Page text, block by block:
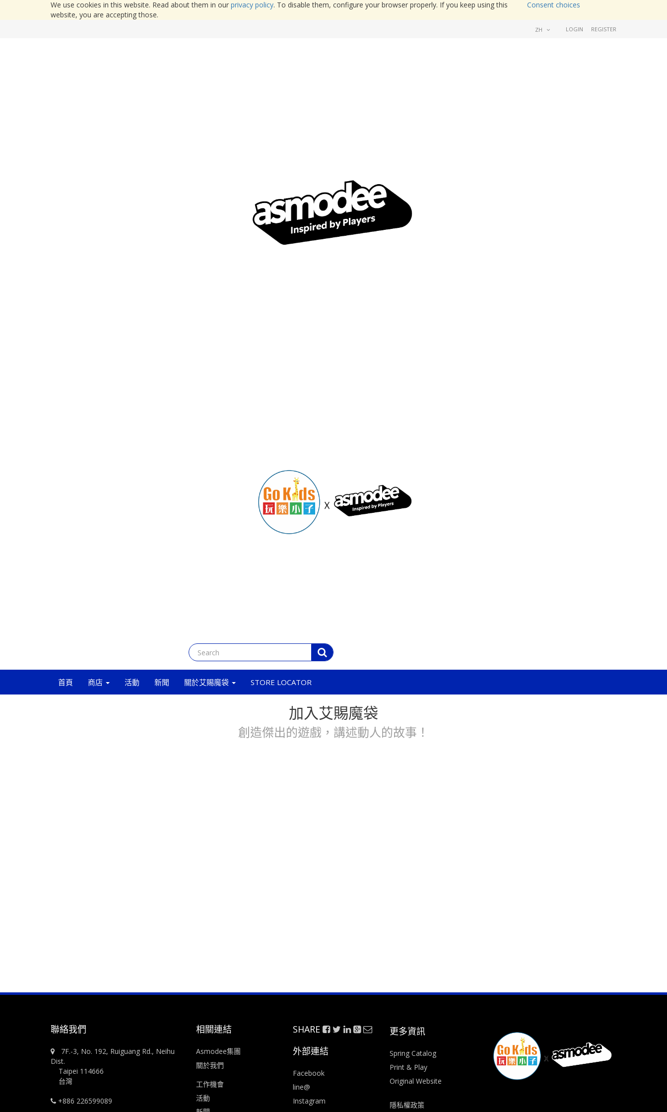
We use cookies in this website. Read about them in our privacy policy. To disable them, configure your browser properly. If you keep using this
website, you are accepting those.
Consent choices
ZH LOGIN REGISTER
首頁 商店 活動 新聞 關於艾賜魔袋 STORE LOCATOR
加入艾賜魔袋
創造傑出的遊戲，講述動人的故事！
聯絡我們
7F.-3, No. 192, Ruiguang Rd., Neihu
Dist.
Taipei 114666
台灣
+886 226599089
相關連結
Asmodee集團
關於我們
工作機會
活動
SHARE
外部連結
Facebook
line@
Instagram
更多資訊
Spring Catalog
Print & Play
Original Website
隱私權政策